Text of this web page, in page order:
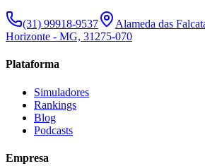
(31) 99918-9537
Alameda das
Horizonte - MG, 31275-070
Plataforma
Simuladores
Rankings
Blog
Podcasts
Empresa